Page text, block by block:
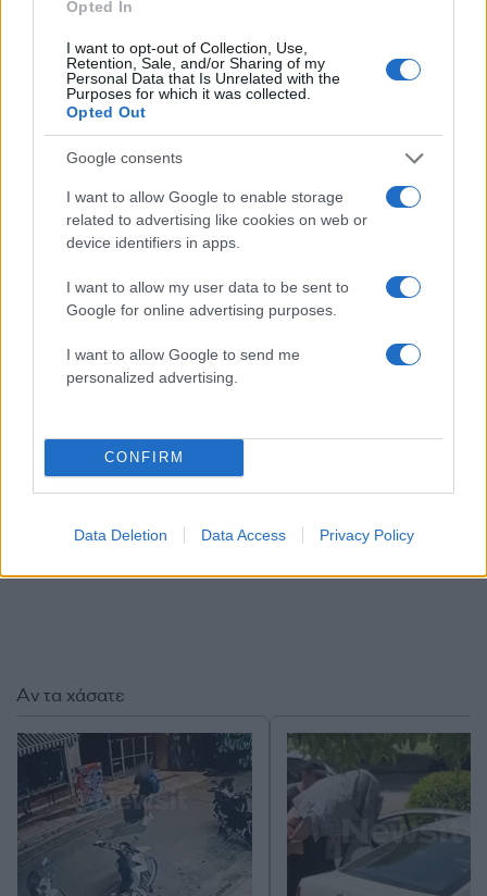
Opted In
I want to opt-out of Collection, Use,
Retention, Sale, and/or Sharing of my
Personal Data that Is Unrelated with the
Purposes for which it was collected.
Opted Out
Google consents
I want to allow Google to enable storage
related to advertising like cookies on web or
device identifiers in apps.
I want to allow my user data to be sent to
Google for online advertising purposes.
I want to allow Google to send me
personalized advertising.
CONFIRM
Data Deletion Data Access Privacy Policy
περίπτωση κατάκτησης του τίτλου από τον
Ολυμπιακό.
ΔΙΑΦΗΜΙΣΗ
Αν τα χάσατε